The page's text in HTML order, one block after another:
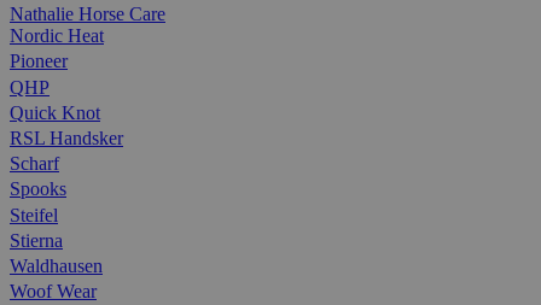
Nathalie Horse Care
Nordic Heat
Pioneer
QHP
Quick Knot
RSL Handsker
Scharf
Spooks
Steifel
Stierna
Waldhausen
Woof Wear